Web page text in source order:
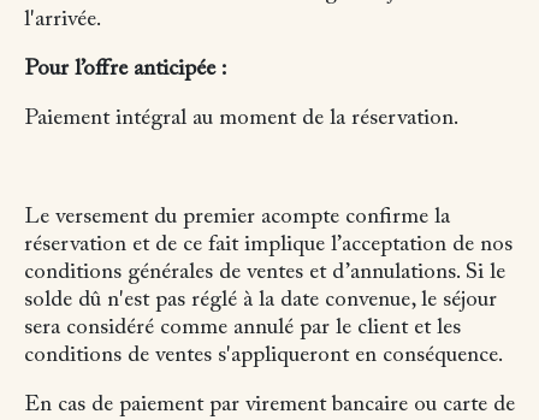
l'arrivée.
Pour l’offre anticipée :
Paiement intégral au moment de la réservation.
Le versement du premier acompte confirme la
réservation et de ce fait implique l’acceptation de nos
conditions générales de ventes et d’annulations. Si le
solde dû n'est pas réglé à la date convenue, le séjour
sera considéré comme annulé par le client et les
conditions de ventes s'appliqueront en conséquence.
En cas de paiement par virement bancaire ou carte de